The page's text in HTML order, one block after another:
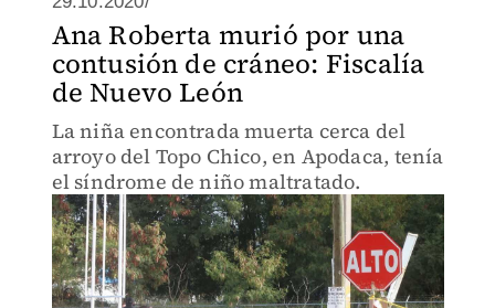
Ana Roberta murió por una
contusión de cráneo: Fiscalía
de Nuevo León
La niña encontrada muerta cerca del
arroyo del Topo Chico, en Apodaca, tenía
el síndrome de niño maltratado.